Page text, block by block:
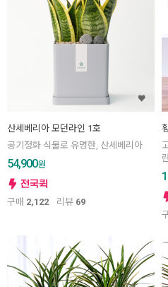
산세베리아 모던라인 1호
공기정화 식물로 유명한, 산세베리아
54,900원
구매 2,122 리뷰 69